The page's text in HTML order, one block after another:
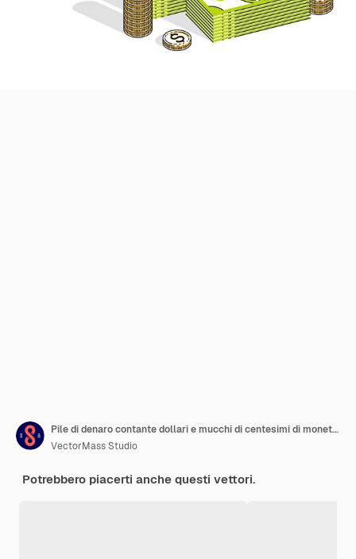
Pile di denaro contante dollari e mucchi di centesimi di monete isolati su sfondo bianco. Illustrazione isometrica 3d di affari e finanza vettoriale, design a linea sottile.
VectorMass Studio
Potrebbero piacerti anche questi vettori.